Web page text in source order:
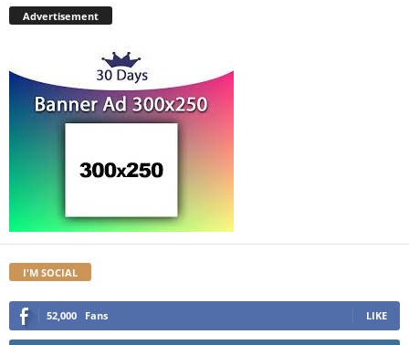
Advertisement
I'M SOCIAL
52,000 Fans LIKE